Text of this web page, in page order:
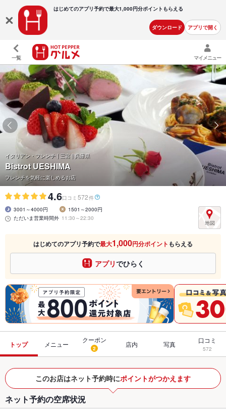
はじめてのアプリ予約で最大1,000円分ポイントもらえる
ダウンロード アプリで開く
一覧 マイメニュー
イタリアン・フレンチ | 三宮 | 兵庫県
Bistrot UESHIMA
フレンチを気軽に楽しめるお店
4.6口コミ 572件
3001～4000円
1501～2000円
ただいま営業時間外 11:30～22:30
はじめてのアプリ予約で最大1,000円分ポイント もらえる
アプリでひらく
トップ メニュー
クーポン
2 店内 写真 口コミ
572
このお店はネット予約時にポイントがつかえます
ネット予約の空席状況